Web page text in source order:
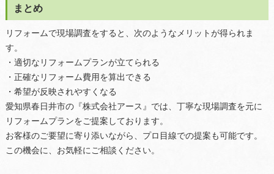
まとめ
リフォームで現場調査をすると、次のようなメリットが得られま
す。
・適切なリフォームプランが立てられる
・正確なリフォーム費用を算出できる
・希望が反映されやすくなる
愛知県春日井市の『株式会社アース』では、丁寧な現場調査を元に
リフォームプランをご提案しております。
お客様のご要望に寄り添いながら、プロ目線での提案も可能です。
この機会に、お気軽にご相談ください。